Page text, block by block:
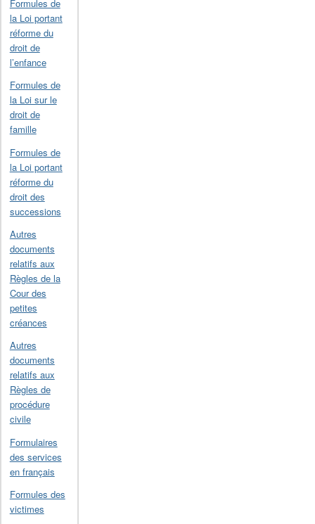
Formules de
la Loi portant
réforme du
droit de
l’enfance
Formules de
la Loi sur le
droit de
famille
Formules de
la Loi portant
réforme du
droit des
successions
Autres
documents
relatifs aux
Règles de la
Cour des
petites
créances
Autres
documents
relatifs aux
Règles de
procédure
civile
Formulaires
des services
en français
Formules des
victimes